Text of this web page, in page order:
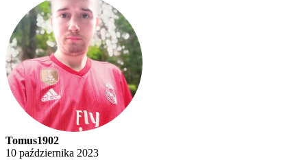
Tomus1902
10 października 2023